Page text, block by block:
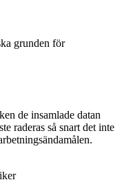
grunden för
de insamlade datan
raderas så snart det inte